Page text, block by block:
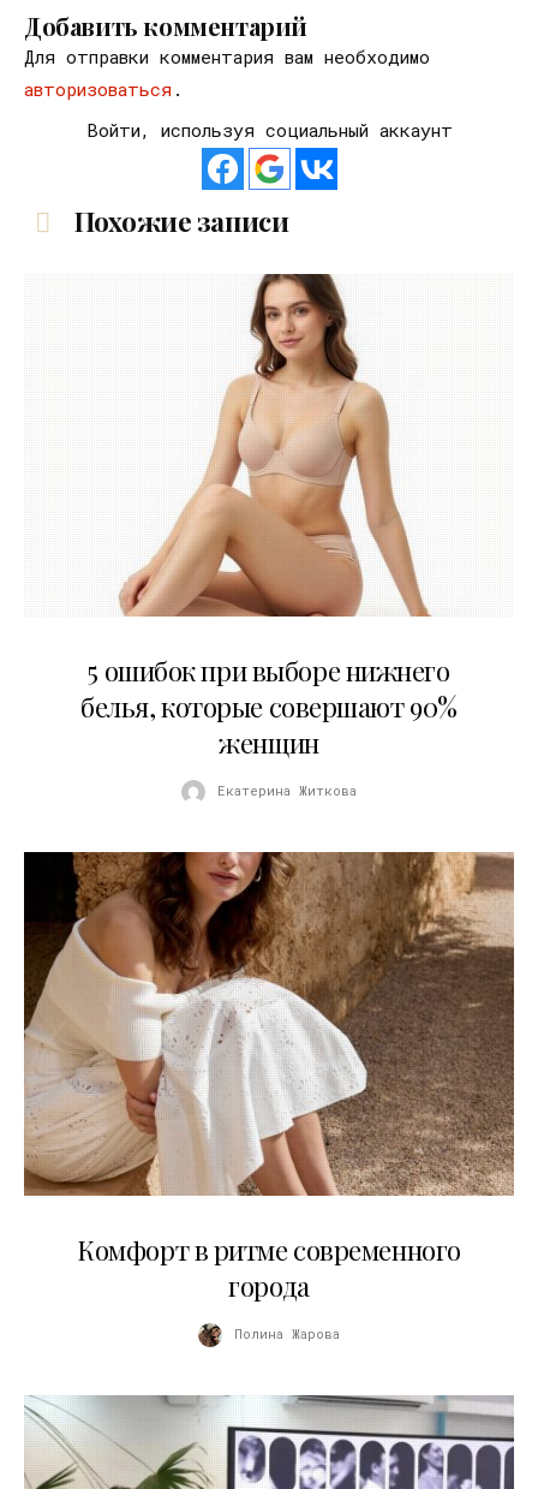
Добавить комментарий
Для отправки комментария вам необходимо
авторизоваться .
Войти, используя социальный аккаунт
Похожие записи
5 ошибок при выборе нижнего
белья, которые совершают 90%
женщин
Екатерина Житкова
Комфорт в ритме современного
города
Полина Жарова